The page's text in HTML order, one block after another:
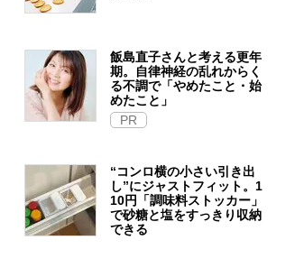
飯島直子さんと考える更年
期。自律神経の乱れからく
る不調で「やめたこと・始
めたこと」
PR
“コンロ横の小さい引き出
し”にジャストフィット。1
10円「調味料ストッカー」
で砂糖と塩をすっきり収納
できる